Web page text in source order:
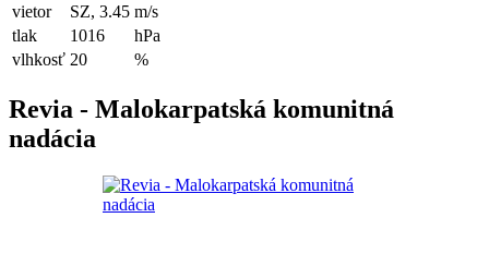
vietor
SZ, 3.45 m/s
tlak
1016
hPa
vlhkosť 20 %
Revia - Malokarpatská komunitná
nadácia